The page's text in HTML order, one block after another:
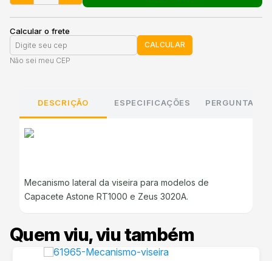
Calcular o frete
CALCULAR
Não sei meu CEP
DESCRIÇÃO ESPECIFICAÇÕES PERGUNTAS E
Mecanismo lateral da viseira para modelos de
Capacete Astone RT1000 e Zeus 3020A.
Quem viu, viu também